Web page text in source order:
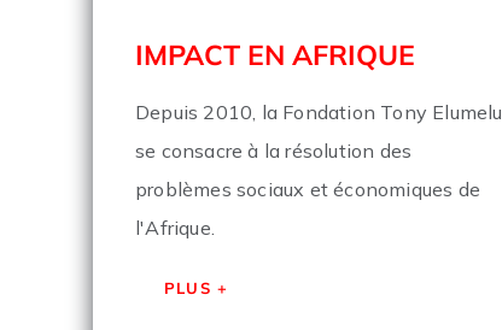
IMPACT EN AFRIQUE
Depuis 2010, la Fondation Tony Elumelu
se consacre à la résolution des
problèmes sociaux et économiques de
l'Afrique.
PLUS +